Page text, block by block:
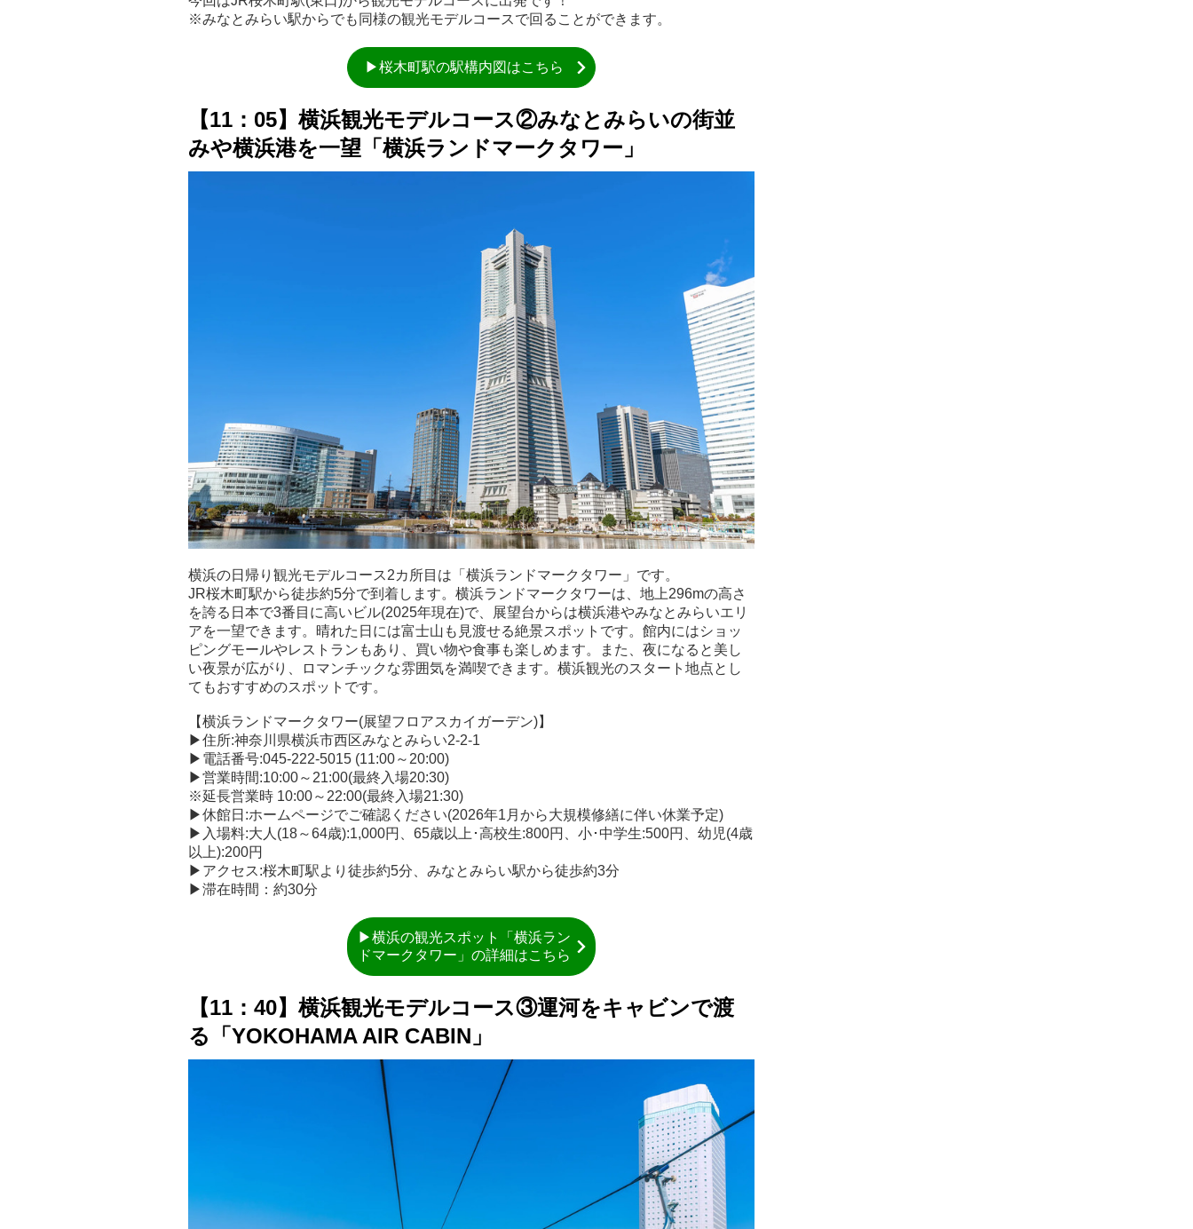
※みなとみらい駅からでも同様の観光モデルコースで回ることができます。
▶桜木町駅の駅構内図はこちら
【11：05】横浜観光モデルコース②みなとみらいの街並
みや横浜港を一望「横浜ランドマークタワー」
横浜の日帰り観光モデルコース2カ所目は「横浜ランドマークタワー」です。
JR桜木町駅から徒歩約5分で到着します。横浜ランドマークタワーは、地上296mの高さ
を誇る日本で3番目に高いビル(2025年現在)で、展望台からは横浜港やみなとみらいエリ
アを一望できます。晴れた日には富士山も見渡せる絶景スポットです。館内にはショッ
ピングモールやレストランもあり、買い物や食事も楽しめます。また、夜になると美し
い夜景が広がり、ロマンチックな雰囲気を満喫できます。横浜観光のスタート地点とし
てもおすすめのスポットです。
【横浜ランドマークタワー(展望フロアスカイガーデン)】
▶住所:神奈川県横浜市西区みなとみらい2-2-1
▶電話番号:045-222-5015 (11:00～20:00)
▶営業時間:10:00～21:00(最終入場20:30)
※延長営業時 10:00～22:00(最終入場21:30)
▶休館日:ホームページでご確認ください(2026年1月から大規模修繕に伴い休業予定)
▶入場料:大人(18～64歳):1,000円、65歳以上･高校生:800円、小･中学生:500円、幼児(4歳
以上):200円
▶アクセス:桜木町駅より徒歩約5分、みなとみらい駅から徒歩約3分
▶滞在時間：約30分
▶横浜の観光スポット「横浜ラン
ドマークタワー」の詳細はこちら
【11：40】横浜観光モデルコース③運河をキャビンで渡
る「YOKOHAMA AIR CABIN」